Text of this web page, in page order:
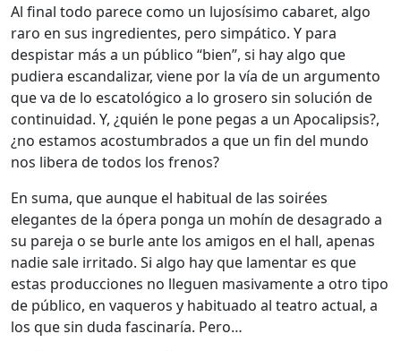
Al final todo parece como un lujosísimo cabaret, algo
raro en sus ingredientes, pero simpático. Y para
despistar más a un público “bien”, si hay algo que
pudiera escandalizar, viene por la vía de un argumento
que va de lo escatológico a lo grosero sin solución de
continuidad. Y, ¿quién le pone pegas a un Apocalipsis?,
¿no estamos acostumbrados a que un fin del mundo
nos libera de todos los frenos?
En suma, que aunque el habitual de las soirées
elegantes de la ópera ponga un mohín de desagrado a
su pareja o se burle ante los amigos en el hall, apenas
nadie sale irritado. Si algo hay que lamentar es que
estas producciones no lleguen masivamente a otro tipo
de público, en vaqueros y habituado al teatro actual, a
los que sin duda fascinaría. Pero…